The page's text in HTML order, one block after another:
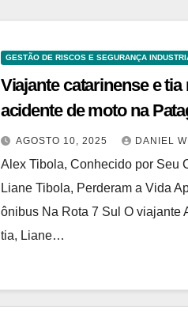
GESTÃO DE RISCOS E SEGURANÇA
Viajante catarinense e
acidente de moto na
AGOSTO 10, 2025 DANIEL
Alex Tibola, Conhecido por Seu
Liane Tibola, Perderam a Vida
ônibus Na Rota 7 Sul O viajante
tia, Liane…